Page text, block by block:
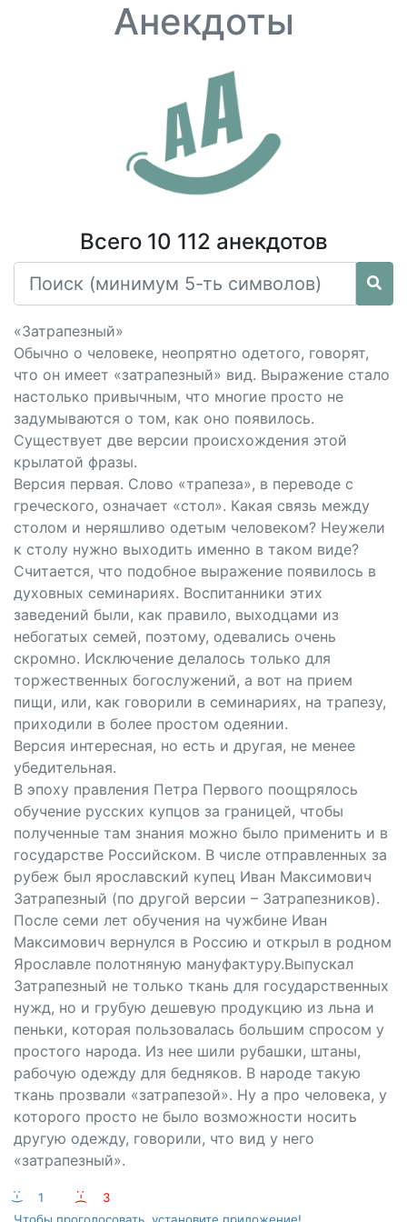
Анекдоты
Всего 10 112 анекдотов
«Затрапезный»
Обычно о человеке, неопрятно одетого, говорят,
что он имеет «затрапезный» вид. Выражение стало
настолько привычным, что многие просто не
задумываются о том, как оно появилось.
Существует две версии происхождения этой
крылатой фразы.
Версия первая. Слово «трапеза», в переводе с
греческого, означает «стол». Какая связь между
столом и неряшливо одетым человеком? Неужели
к столу нужно выходить именно в таком виде?
Считается, что подобное выражение появилось в
духовных семинариях. Воспитанники этих
заведений были, как правило, выходцами из
небогатых семей, поэтому, одевались очень
скромно. Исключение делалось только для
торжественных богослужений, а вот на прием
пищи, или, как говорили в семинариях, на трапезу,
приходили в более простом одеянии.
Версия интересная, но есть и другая, не менее
убедительная.
В эпоху правления Петра Первого поощрялось
обучение русских купцов за границей, чтобы
полученные там знания можно было применить и в
государстве Российском. В числе отправленных за
рубеж был ярославский купец Иван Максимович
Затрапезный (по другой версии – Затрапезников).
После семи лет обучения на чужбине Иван
Максимович вернулся в Россию и открыл в родном
Ярославле полотняную мануфактуру.Выпускал
Затрапезный не только ткань для государственных
нужд, но и грубую дешевую продукцию из льна и
пеньки, которая пользовалась большим спросом у
простого народа. Из нее шили рубашки, штаны,
рабочую одежду для бедняков. В народе такую
ткань прозвали «затрапезой». Ну а про человека, у
которого просто не было возможности носить
другую одежду, говорили, что вид у него
«затрапезный».
:-) 1 :-(
3